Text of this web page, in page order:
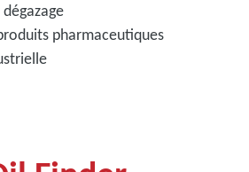
pharmaceutiques